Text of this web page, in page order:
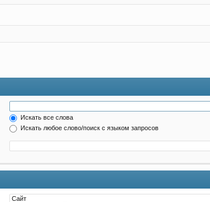
Искать все слова
Искать любое слово/поиск с языком запросов